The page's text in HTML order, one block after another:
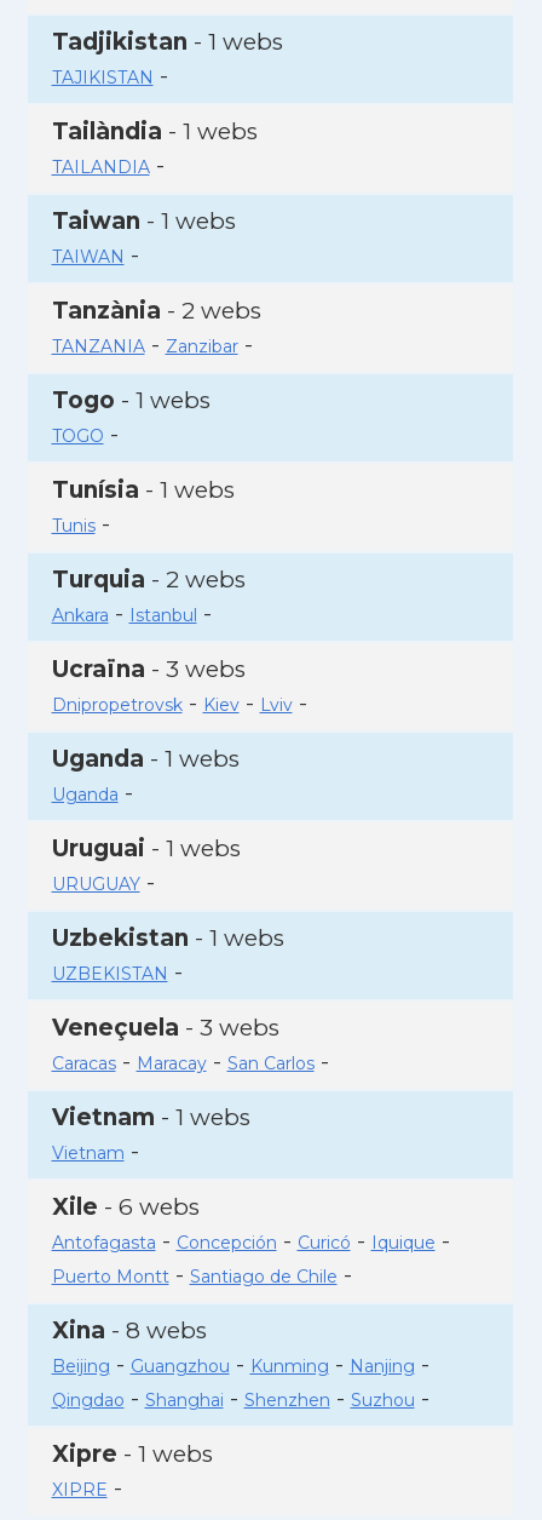
Tadjikistan - 1 webs
TAJIKISTAN -
Tailàndia - 1 webs
TAILANDIA-
Taiwan - 1 webs
TAIWAN -
Tanzània - 2 webs
TANZANIA- Zanzibar-
Togo - 1 webs
TOGO -
Tunísia - 1 webs
Tunis-
Turquia - 2 webs
Ankara - Istanbul -
Ucraïna - 3 webs
Dnipropetrovsk- Kiev- Lviv-
Uganda - 1 webs
Uganda -
Uruguai - 1 webs
URUGUAY-
Uzbekistan - 1 webs
UZBEKISTAN -
Veneçuela - 3 webs
Caracas- Maracay- San Carlos-
Vietnam - 1 webs
Vietnam -
Xile - 6 webs
Antofagasta - Concepción - Curicó - Iquique -
Puerto Montt- Santiago de Chile -
Xina - 8 webs
Beijing - Guangzhou - Kunming - Nanjing -
Qingdao - Shanghai - Shenzhen - Suzhou -
Xipre - 1 webs
XIPRE -